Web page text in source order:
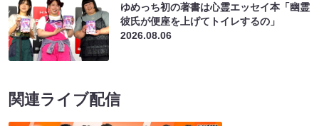
ゆめっち初の著書は心霊エッセイ本「幽霊
彼氏が便座を上げてトイレするの」
2026.08.06
関連ライブ配信